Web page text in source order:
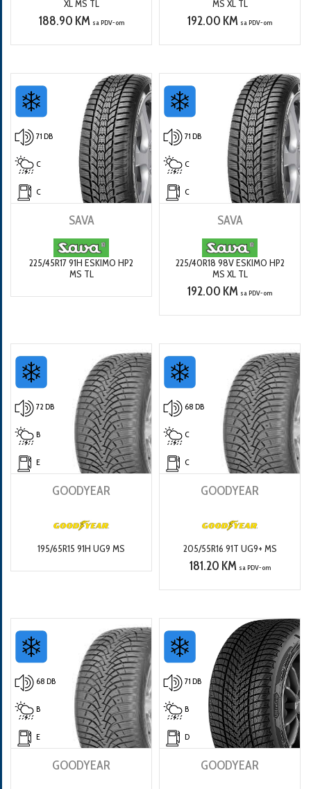
XL MS TL
188.90 KM sa PDV-om
MS XL TL
192.00 KM sa PDV-om
71 DB
C
C
SAVA
225/45R17 91H ESKIMO HP2
MS TL
71 DB
C
C
SAVA
225/40R18 98V ESKIMO HP2
MS XL TL
192.00 KM sa PDV-om
72 DB
B
E
GOODYEAR
195/65R15 91H UG9 MS
68 DB
C
C
GOODYEAR
205/55R16 91T UG9+ MS
181.20 KM sa PDV-om
68 DB
B
E
GOODYEAR
71 DB
B
D
GOODYEAR